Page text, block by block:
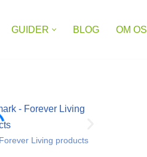
GUIDER BLOG OM OS
Living products